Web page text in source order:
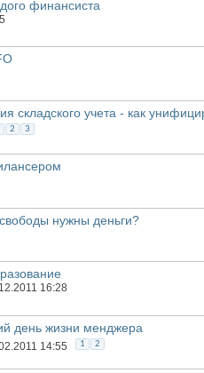
финансиста
складского учета - как
2 3
нужны деньги?
16:28
день жизни менджера
14:55 1 2